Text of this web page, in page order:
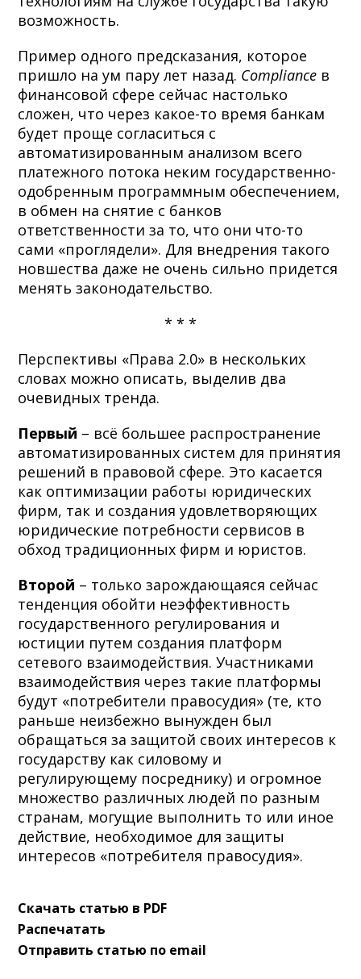
возможность.
Пример одного предсказания, которое
пришло на ум пару лет назад. Compliance в
финансовой сфере сейчас настолько
сложен, что через какое-то время банкам
будет проще согласиться с
автоматизированным анализом всего
платежного потока неким государственно-
одобренным программным обеспечением,
в обмен на снятие с банков
ответственности за то, что они что-то
сами «проглядели». Для внедрения такого
новшества даже не очень сильно придется
менять законодательство.
* * *
Перспективы «Права 2.0» в нескольких
словах можно описать, выделив два
очевидных тренда.
Первый – всё большее распространение
автоматизированных систем для принятия
решений в правовой сфере. Это касается
как оптимизации работы юридических
фирм, так и создания удовлетворяющих
юридические потребности сервисов в
обход традиционных фирм и юристов.
Второй – только зарождающаяся сейчас
тенденция обойти неэффективность
государственного регулирования и
юстиции путем создания платформ
сетевого взаимодействия. Участниками
взаимодействия через такие платформы
будут «потребители правосудия» (те, кто
раньше неизбежно вынужден был
обращаться за защитой своих интересов к
государству как силовому и
регулирующему посреднику) и огромное
множество различных людей по разным
странам, могущие выполнить то или иное
действие, необходимое для защиты
интересов «потребителя правосудия».
Скачать статью в PDF
Распечатать
Отправить статью по email